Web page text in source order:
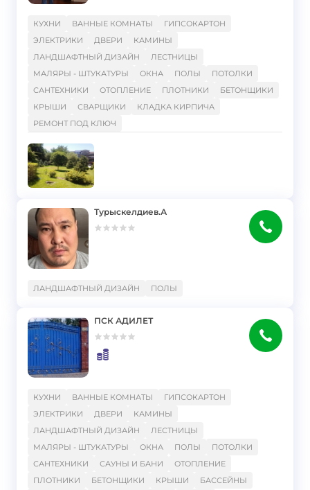
КУХНИ ВАННЫЕ КОМНАТЫ
ГИПСОКАРТОН
ЭЛЕКТРИКИ
ДВЕРИ
КАМИНЫ
ЛАНДШАФТНЫЙ ДИЗАЙН
ЛЕСТНИЦЫ
МАЛЯРЫ - ШТУКАТУРЫ
ОКНА ПОЛЫ
ПОТОЛКИ
САНТЕХНИКИ
ОТОПЛЕНИЕ ПЛОТНИКИ
БЕТОНЩИКИ
КРЫШИ
СВАРЩИКИ
КЛАДКА КИРПИЧА
РЕМОНТ ПОД КЛЮЧ
Турыскелдиев.А
ЛАНДШАФТНЫЙ ДИЗАЙН ПОЛЫ
ПСК АДИЛЕТ
КУХНИ ВАННЫЕ КОМНАТЫ
ГИПСОКАРТОН
ЭЛЕКТРИКИ
ДВЕРИ
КАМИНЫ
ЛАНДШАФТНЫЙ ДИЗАЙН
ЛЕСТНИЦЫ
МАЛЯРЫ - ШТУКАТУРЫ
ОКНА ПОЛЫ
ПОТОЛКИ
САНТЕХНИКИ
САУНЫ И БАНИ
ОТОПЛЕНИЕ
ПЛОТНИКИ
БЕТОНЩИКИ КРЫШИ
БАССЕЙНЫ